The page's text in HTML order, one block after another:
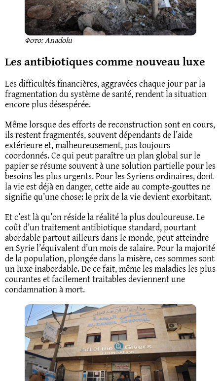
Фото: Anadolu
Les antibiotiques comme nouveau luxe
Les difficultés financières, aggravées chaque jour par la
fragmentation du système de santé, rendent la situation
encore plus désespérée.
Même lorsque des efforts de reconstruction sont en cours,
ils restent fragmentés, souvent dépendants de l’aide
extérieure et, malheureusement, pas toujours
coordonnés. Ce qui peut paraître un plan global sur le
papier se résume souvent à une solution partielle pour les
besoins les plus urgents. Pour les Syriens ordinaires, dont
la vie est déjà en danger, cette aide au compte-gouttes ne
signifie qu’une chose: le prix de la vie devient exorbitant.
Et c’est là qu’on réside la réalité la plus douloureuse. Le
coût d’un traitement antibiotique standard, pourtant
abordable partout ailleurs dans le monde, peut atteindre
en Syrie l’équivalent d’un mois de salaire. Pour la majorité
de la population, plongée dans la misère, ces sommes sont
un luxe inabordable. De ce fait, même les maladies les plus
courantes et facilement traitables deviennent une
condamnation à mort.